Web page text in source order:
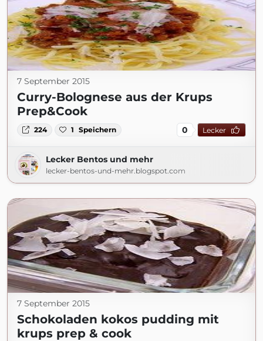
7 September 2015
Curry-Bolognese aus der Krups
Prep&Cook
224 1 Speichern 0 Lecker
Lecker Bentos und mehr
lecker-bentos-und-mehr.blogspot.com
7 September 2015
Schokoladen kokos pudding mit
krups prep & cook